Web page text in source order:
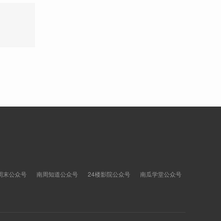
末公众号 南周知道公众号 24楼影院公众号 南瓜学堂公众号